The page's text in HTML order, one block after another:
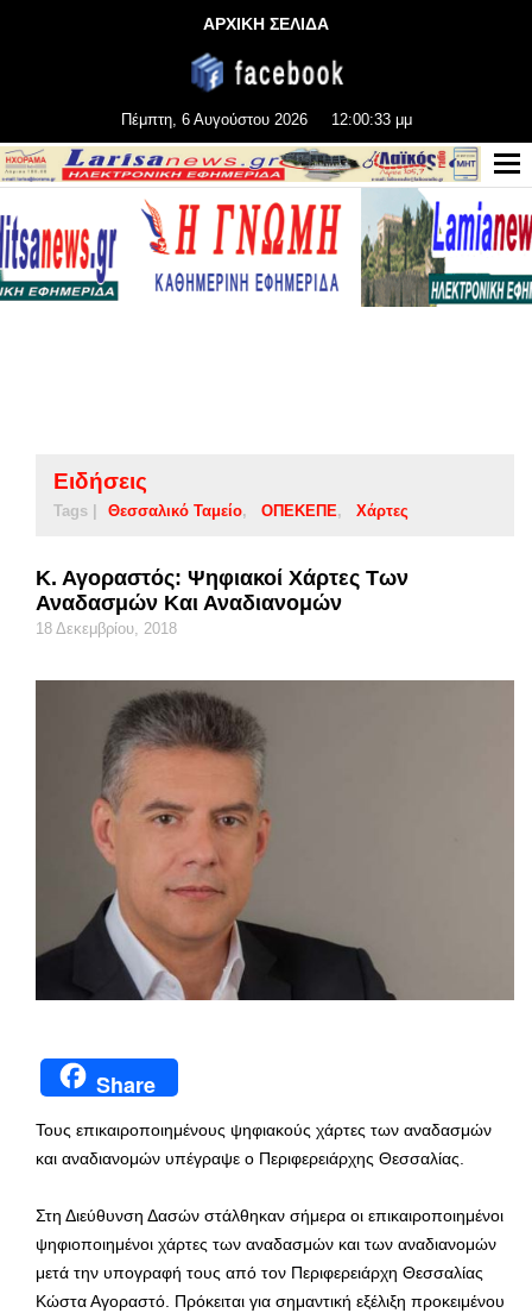
ΑΡΧΙΚΗ ΣΕΛΙΔΑ
Πέμπτη, 6 Αυγούστου 2026 12:00:33 μμ
Ειδήσεις
Tags | Θεσσαλικό Ταμείο ΟΠΕΚΕΠΕ Χάρτες
Κ. Αγοραστός: Ψηφιακοί Χάρτες Των
Αναδασμών Και Αναδιανομών
18 Δεκεμβρίου, 2018
Share
Τους επικαιροποιημένους ψηφιακούς χάρτες των αναδασμών
και αναδιανομών υπέγραψε ο Περιφερειάρχης Θεσσαλίας.
Στη Διεύθυνση Δασών στάλθηκαν σήμερα οι επικαιροποιημένοι
ψηφιοποιημένοι χάρτες των αναδασμών και των αναδιανομών
μετά την υπογραφή τους από τον Περιφερειάρχη Θεσσαλίας
Κώστα Αγοραστό. Πρόκειται για σημαντική εξέλιξη προκειμένου